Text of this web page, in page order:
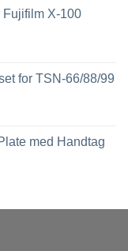
Fujifilm X-100
for TSN-66/88/99
med Handtag